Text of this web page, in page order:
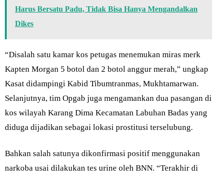
Harus Bersatu Padu, Tidak Bisa Hanya Mengandalkan
Dikes
“Disalah satu kamar kos petugas menemukan miras merk
Kapten Morgan 5 botol dan 2 botol anggur merah,” ungkap
Kasat didampingi Kabid Tibumtranmas, Mukhtamarwan.
Selanjutnya, tim Opgab juga mengamankan dua pasangan di
kos wilayah Karang Dima Kecamatan Labuhan Badas yang
diduga dijadikan sebagai lokasi prostitusi terselubung.
Bahkan salah satunya dikonfirmasi positif menggunakan
narkoba usai dilakukan tes urine oleh BNN. “Terakhir di